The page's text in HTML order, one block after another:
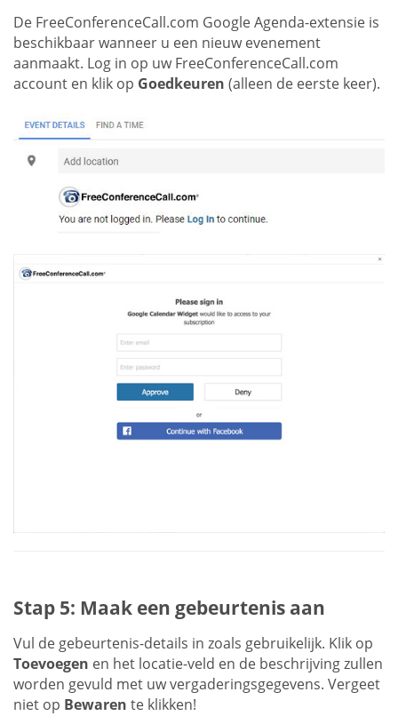
De FreeConferenceCall.com Google Agenda-extensie is
beschikbaar wanneer u een nieuw evenement
aanmaakt. Log in op uw FreeConferenceCall.com
account en klik op Goedkeuren (alleen de eerste keer).
Stap 5: Maak een gebeurtenis aan
Vul de gebeurtenis-details in zoals gebruikelijk. Klik op
Toevoegen en het locatie-veld en de beschrijving zullen
worden gevuld met uw vergaderingsgegevens. Vergeet
niet op Bewaren te klikken!